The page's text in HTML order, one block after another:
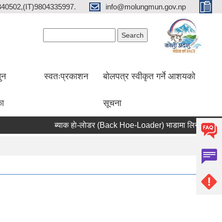
info@molungmun.gov.np
स्वतःप्रकाशन बोलपत्र स्वीकृत गर्ने आशयको
सूचना
ब्याक हाे-लाेडर (Back Hoe-Loader) भाडामा लिने सम्बन्धी